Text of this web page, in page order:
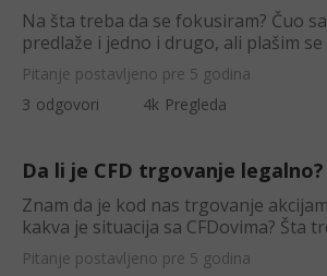
Na šta treba da se fokusiram? Čuo
predlaže i jedno i drugo, ali plašim se
stvari na početku.
Pitanje postavljeno pre 5 godina
3 odgovori 4k Pregleda
Da li je CFD trgovanje legalno?
Znam da je kod nas trgovanje
kakva je situacija sa CFDovima? Šta
nego što počnem?
Pitanje postavljeno pre 5 godina